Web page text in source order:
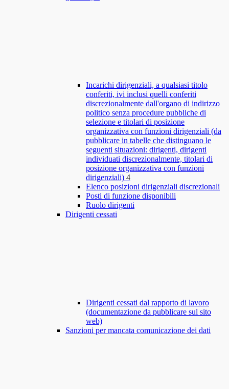
Incarichi dirigenziali, a qualsiasi titolo
conferiti, ivi inclusi quelli conferiti
discrezionalmente dall'organo di indirizzo
politico senza procedure pubbliche di
selezione e titolari di posizione
organizzativa con funzioni dirigenziali (da
pubblicare in tabelle che distinguano le
seguenti situazioni: dirigenti, dirigenti
individuati discrezionalmente, titolari di
posizione organizzativa con funzioni
dirigenziali) 4
Elenco posizioni dirigenziali discrezionali
Posti di funzione disponibili
Ruolo dirigenti
Dirigenti cessati
Dirigenti cessati dal rapporto di lavoro
(documentazione da pubblicare sul sito
web)
Sanzioni per mancata comunicazione dei dati